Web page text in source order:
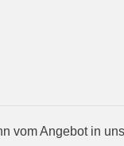
vom Angebot in